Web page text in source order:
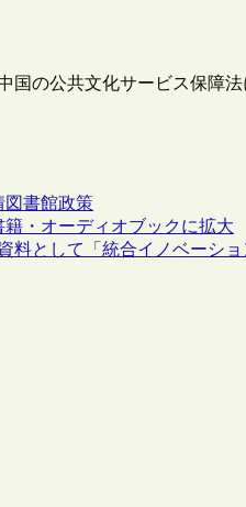
国の公共文化サービス保障
図書館政策
・オーディオブックに拡大
料として「統合イノベーシ